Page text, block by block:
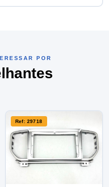
POR
Ref: 29718